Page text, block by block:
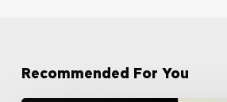
Recommended For You